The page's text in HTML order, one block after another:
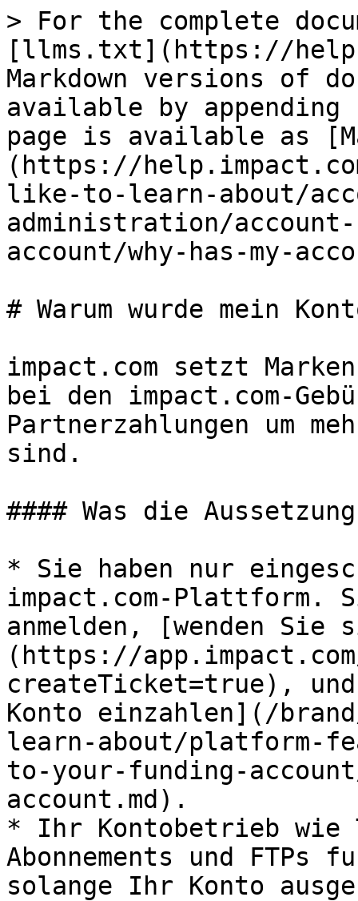
> For the complete
[llms.txt](https://
Markdown versions of
available by
page is available as
(https://
like-to-learn-about/
administration/
account/why-has-my-
# Warum wurde mein
impact.com setzt
bei den impact.com-
Partnerzahlungen um
sind.
#### Was die
* Sie haben nur
impact.com-Plattform.
anmelden, [wenden Sie
(https://
createTicket=true),
Konto einzahlen](/
learn-about/platform-
to-your-funding-
account.md).
* Ihr Kontobetrieb wie
Abonnements und
solange Ihr Konto